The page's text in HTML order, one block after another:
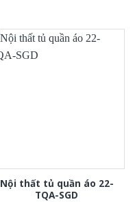
Nội thất tủ quần áo 22-
TQA-SGD